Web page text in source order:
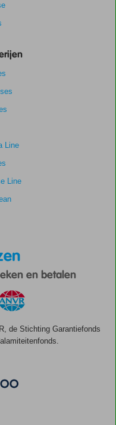
Line
Line
en betalen
de Stichting Garantiefonds